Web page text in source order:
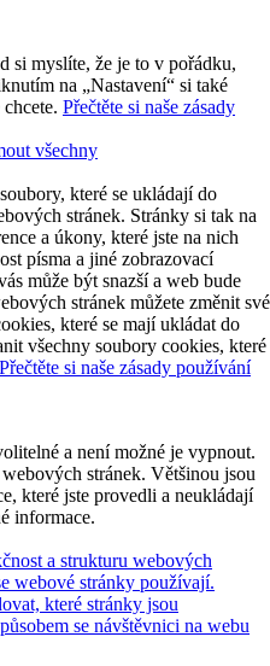
si myslíte, že je to v pořádku,
na „Nastavení“ si také
Přečtěte si naše zásady
všechny
které se ukládají do
stránek. Stránky si tak na
a úkony, které jste na nich
písma a jiné zobrazovací
může být snazší a web bude
stránek můžete změnit své
které se mají ukládat do
všechny soubory cookies, které
Přečtěte si naše zásady používání
a není možné je vypnout.
stránek. Většinou jsou
které jste provedli a neukládají
informace.
a strukturu webových
webové stránky používají.
které stránky jsou
se návštěvnici na webu